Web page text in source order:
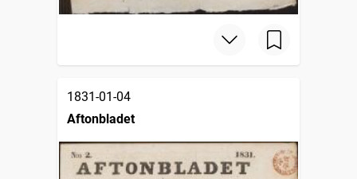
1831-01-04
Aftonbladet